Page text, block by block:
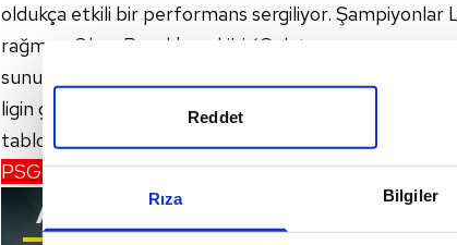
Rıza Bilgiler
Reddet
oldukça etkili bir performans sergiliyor. Şampiyonlar
rağmen Okan Buruk'un ekibi (Galatasaray maçına
sunulmaktadır) lig şampiyonluğunu erkenden
ligin güçlü takımlarına karşı dirençli bir futbol
tablosundaki yerini koruma peşinde.
PSG - LORIENT MAÇI CANLI ANLATIM LİNKİ
ASpor CANLI YAYIN